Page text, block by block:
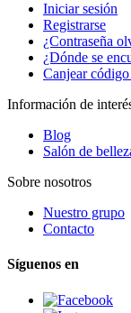
Iniciar sesión
Registrarse
¿Contraseña
¿Dónde se
Canjear
Información de
Blog
Salón de
Sobre nosotros
Nuestro grupo
Contacto
Síguenos en